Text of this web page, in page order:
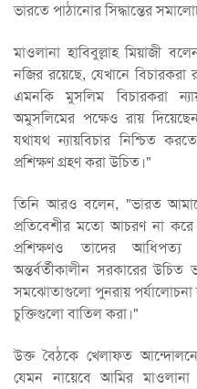
ভারতে পাঠানোর সিদ্ধান্তের
মাওলানা হাবিবুল্লাহ মিয়াজী
নজির রয়েছে, যেখানে বিচারকরা
এমনকি মুসলিম বিচারকরা
অমুসলিমের পক্ষেও রায়
যথাযথ ন্যায়বিচার নিশ্চিত
প্রশিক্ষণ গ্রহণ করা উচিত।"
তিনি আরও বলেন, "ভারত
প্রতিবেশীর মতো আচরণ না করে
প্রশিক্ষণও তাদের আধিপত্য
অন্তর্বর্তীকালীন সরকারের উচিত
সমঝোতাগুলো পুনরায় পর্যালোচনা
চুক্তিগুলো বাতিল করা।"
উক্ত বৈঠকে খেলাফত
যেমন নায়েবে আমির মাওলানা